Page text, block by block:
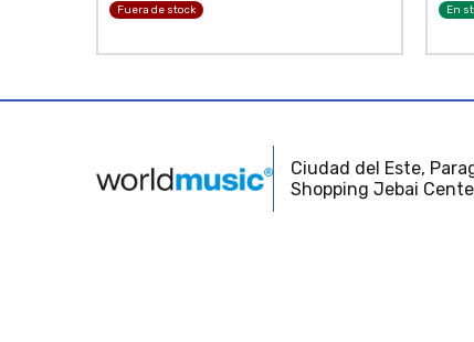
Fuera de stock En
Ciudad del Este,
Shopping Jebai